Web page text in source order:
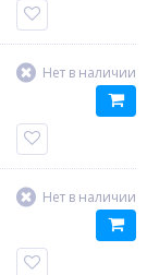
Нет в наличии
Нет в наличии